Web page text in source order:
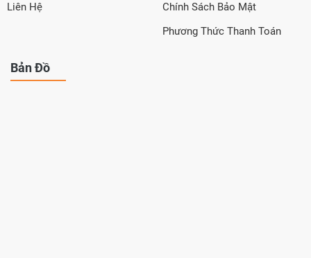
Liên Hệ
Chính Sách Bảo Mật
Phương Thức Thanh Toán
Bản Đồ